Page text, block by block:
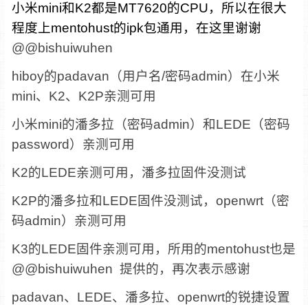
小米mini和K2都是MT7620的CPU，所以在很大
程度上mentohust的ipk包通用，在这里谢谢
@@bishuiwuhen
hiboy的padavan（用户名/密码admin）在小米
mini、K2、K2P亲测可用
小米mini的潘多拉（密码admin）和LEDE（密码
password）亲测可用
K2的LEDE亲测可用，潘多拉固件没测试
K2P的潘多拉和LEDE固件没测试，openwrt（密
码admin）亲测可用
K3的LEDE固件亲测可用，所用的mentohust也是
@@bishuiwuhen 提供的，再次表示感谢
padavan、LEDE、潘多拉、openwrt的锐捷设置